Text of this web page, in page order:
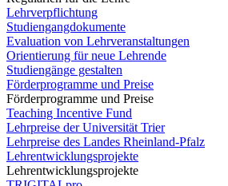
Lehrverpflichtung
Studiengangdokumente
Evaluation von Lehrveranstaltungen
Orientierung für neue Lehrende
Studiengänge gestalten
Förderprogramme und Preise
Förderprogramme und Preise
Teaching Incentive Fund
Lehrpreise der Universität Trier
Lehrpreise des Landes Rheinland-Pfalz
Lehrentwicklungsprojekte
Lehrentwicklungsprojekte